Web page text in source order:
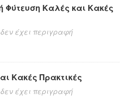
Φύτευση Καλές και Κακές
έχει περιγραφή
Κακές Πρακτικές
έχει περιγραφή